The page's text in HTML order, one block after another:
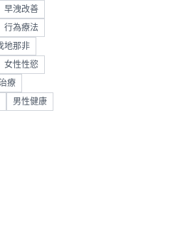
早洩改善
行為療法
地那非
女性性慾
療
男性健康